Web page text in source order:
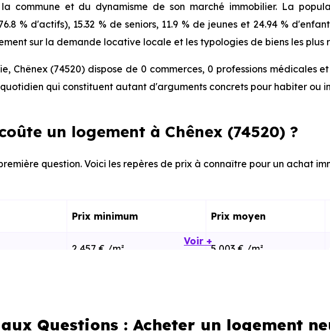
commune et du dynamisme de son marché immobilier. La
% d'actifs), 15.32 % de seniors, 11.9 % de jeunes et 24.94 %
sur la demande locative locale et les typologies de biens les plus
Chênex (74520) dispose de 0 commerces, 0 professions médicales
qui constituent autant d'arguments concrets pour habiter ou
un logement à Chênex (74520) ?
question. Voici les repères de prix à connaître pour un achat
Prix minimum Prix moyen
2 457 € /m² 5 003 € /m²
selon la localisation dans la commune, la surface, les
Voir +
Questions : Acheter un logement